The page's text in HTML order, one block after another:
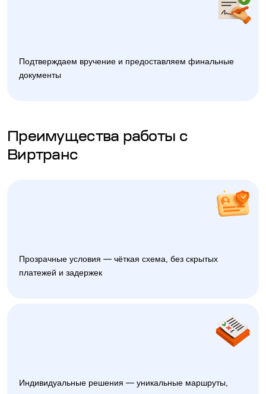
Подтверждаем вручение и предоставляем финальные
документы
Преимущества работы с
Виртранс
Прозрачные условия — чёткая схема, без скрытых
платежей и задержек
Индивидуальные решения — уникальные маршруты,